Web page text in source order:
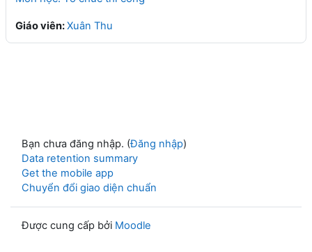
Giáo viên:Xuân Thu
Bạn chưa đăng nhập. (Đăng nhập)
Data retention summary
Get the mobile app
Chuyển đổi giao diện chuẩn
Được cung cấp bởi Moodle